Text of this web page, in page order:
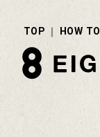
TOP HOW TO